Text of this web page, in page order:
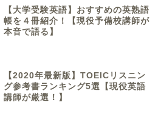
【大学受験英語】おすすめの英熟語
帳を４冊紹介！【現役予備校講師が
本音で語る】
【2020年最新版】TOEICリスニン
グ参考書ランキング5選【現役英語
講師が厳選！】